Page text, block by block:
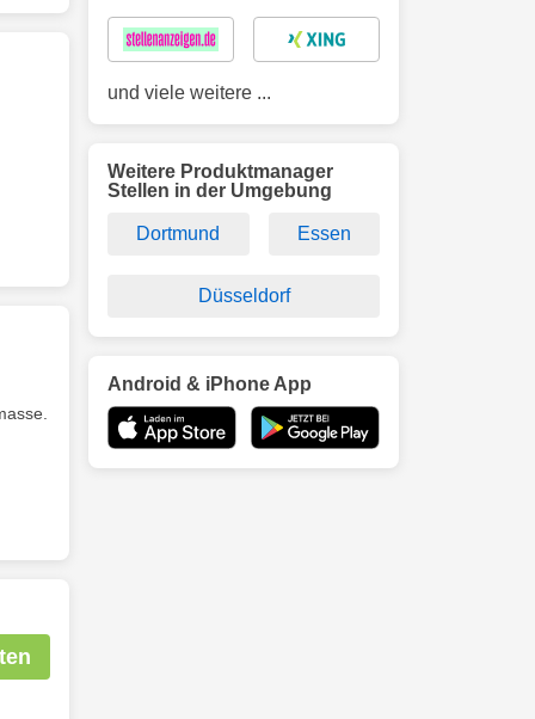
und viele weitere ...
Weitere Produktmanager
Stellen in der Umgebung
Dortmund Essen
Düsseldorf
Android & iPhone App